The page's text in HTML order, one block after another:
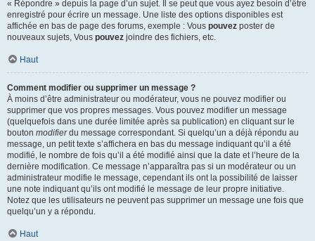
« Répondre » depuis la page d’un sujet. Il se peut que vous ayez besoin d’être
enregistré pour écrire un message. Une liste des options disponibles est
affichée en bas de page des forums, exemple : Vous pouvez poster de
nouveaux sujets, Vous pouvez joindre des fichiers, etc.
Haut
Comment modifier ou supprimer un message ?
À moins d’être administrateur ou modérateur, vous ne pouvez modifier ou
supprimer que vos propres messages. Vous pouvez modifier un message
(quelquefois dans une durée limitée après sa publication) en cliquant sur le
bouton modifierdu message correspondant. Si quelqu’un a déjà répondu au
message, un petit texte s’affichera en bas du message indiquant qu’il a été
modifié, le nombre de fois qu’il a été modifié ainsi que la date et l’heure de la
dernière modification. Ce message n’apparaîtra pas si un modérateur ou un
administrateur modifie le message, cependant ils ont la possibilité de laisser
une note indiquant qu’ils ont modifié le message de leur propre initiative.
Notez que les utilisateurs ne peuvent pas supprimer un message une fois que
quelqu’un y a répondu.
Haut